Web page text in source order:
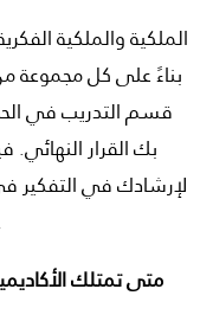
الملكية والملكية
بناءً على كل مجموعة
قسم التدريب في
بك القرار النهائي.
لإرشادك في التفكير
متى تمتلك